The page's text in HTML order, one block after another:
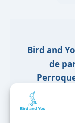
Bird and
de
conseils
suivant